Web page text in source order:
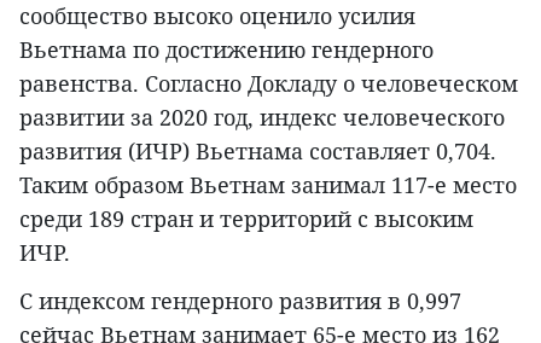
сообщество высоко оценило усилия
Вьетнама по достижению гендерного
равенства. Согласно Докладу о человеческом
развитии за 2020 год, индекс человеческого
развития (ИЧР) Вьетнама составляет 0,704.
Таким образом Вьетнам занимал 117-е место
среди 189 стран и территорий с высоким
ИЧР.
С индексом гендерного развития в 0,997
сейчас Вьетнам занимает 65-е место из 162